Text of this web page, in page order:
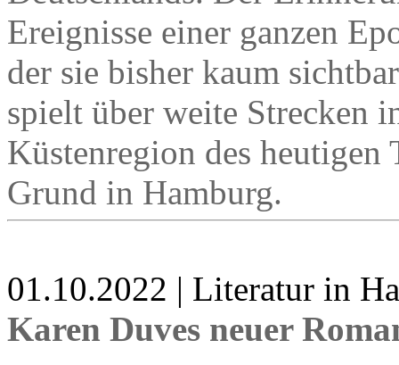
Ereignisse einer ganzen
der sie bisher kaum
spielt über weite Strecken
Küstenregion des heutigen
Grund in Hamburg.
01.10.2022 | Literatur in
Karen Duves neuer